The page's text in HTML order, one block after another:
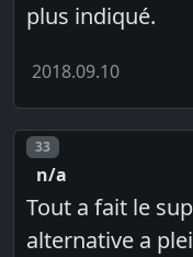
plus indiqué.
2018.09.10
Post number
33
n/a
Tout a fait le
alternative a